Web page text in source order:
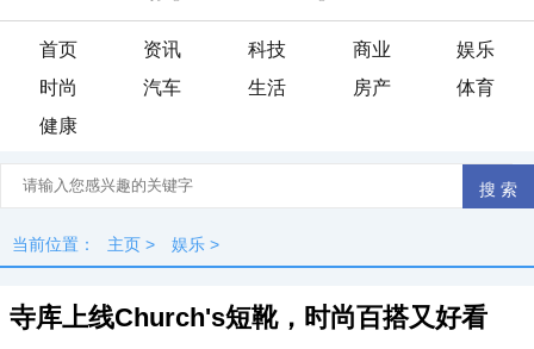
首页 资讯 科技 商业
娱乐
时尚
汽车 生活 房产
体育
健康
当前位置： 主页 > 娱乐 >
寺库上线Church's短靴，时尚百搭又好看